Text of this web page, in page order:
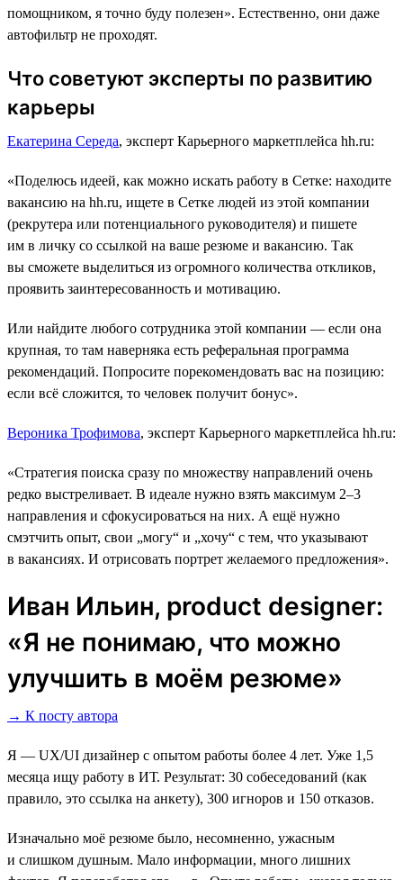
помощником, я точно буду полезен». Естественно, они даже
автофильтр не проходят.
Что советуют эксперты по развитию
карьеры
Екатерина Середа, эксперт Карьерного маркетплейса hh.ru:
«Поделюсь идеей, как можно искать работу в Сетке: находите
вакансию на hh.ru, ищете в Сетке людей из этой компании
(рекрутера или потенциального руководителя) и пишете
им в личку со ссылкой на ваше резюме и вакансию. Так
вы сможете выделиться из огромного количества откликов,
проявить заинтересованность и мотивацию.
Или найдите любого сотрудника этой компании ― если она
крупная, то там наверняка есть реферальная программа
рекомендаций. Попросите порекомендовать вас на позицию:
если всё сложится, то человек получит бонус».
Вероника Трофимова, эксперт Карьерного маркетплейса hh.ru:
«Стратегия поиска сразу по множеству направлений очень
редко выстреливает. В идеале нужно взять максимум 2–3
направления и сфокусироваться на них. А ещё нужно
смэтчить опыт, свои „могу“ и „хочу“ с тем, что указывают
в вакансиях. И отрисовать портрет желаемого предложения».
Иван Ильин, product designer:
«Я не понимаю, что можно
улучшить в моём резюме»
→ К посту автора
Я — UX/UI дизайнер с опытом работы более 4 лет. Уже 1,5
месяца ищу работу в ИТ. Результат: 30 собеседований (как
правило, это ссылка на анкету), 300 игноров и 150 отказов.
Изначально моё резюме было, несомненно, ужасным
и слишком душным. Мало информации, много лишних